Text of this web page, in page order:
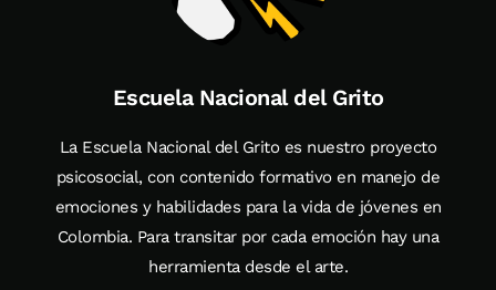
Escuela Nacional del Grito
La Escuela Nacional del Grito es nuestro proyecto
psicosocial, con contenido formativo en manejo de
emociones y habilidades para la vida de jóvenes en
Colombia. Para transitar por cada emoción hay una
herramienta desde el arte.